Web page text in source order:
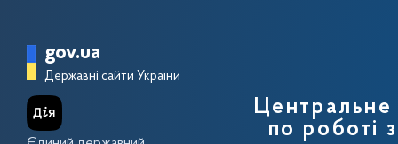
Головна сторінка Державної
gov.ua
Державні сайти України
Центральне
по роботі